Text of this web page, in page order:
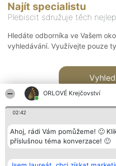
ORLOVÉ Krejčovství
02:42
Ahoj, rádi Vám pomůžeme! 🙂
příslušnou téma konverzace! 🙂
Najít specialistu
Plebiscit sdružuje těch
Hledáte odborníka ve Vašem
vyhledávání. Využívejte pouze
Bright Side Solutions sp. z o.
Vítězové